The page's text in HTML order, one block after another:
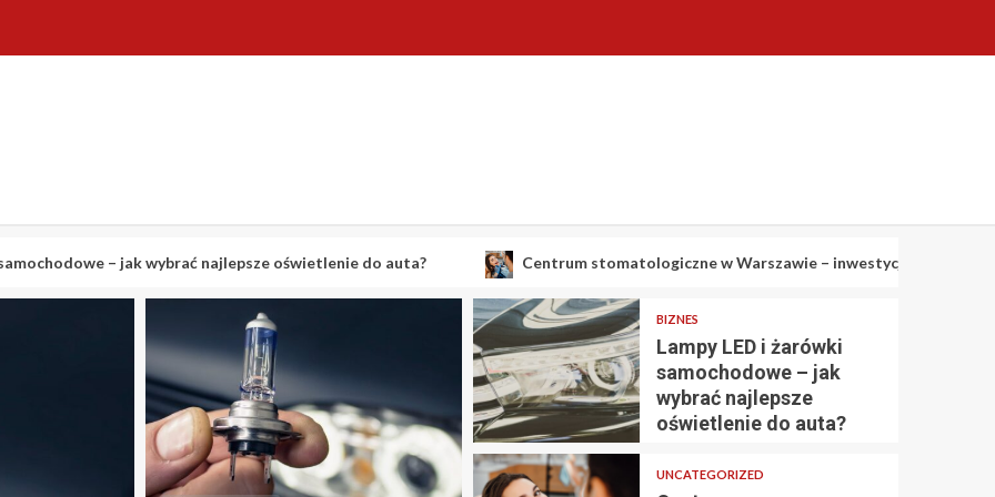
jak wybrać najlepsze oświetlenie do auta? Centrum stomatologiczne w Warszawie – inwestycja w Twój uśmiech
2 min odczytu
BIZNES
Lampy LED i żarówki
samochodowe – jak
wybrać najlepsze
oświetlenie do auta?
UNCATEGORIZED